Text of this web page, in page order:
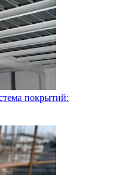
покрытий: